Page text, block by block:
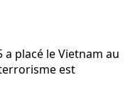
placé le Vietnam au
est